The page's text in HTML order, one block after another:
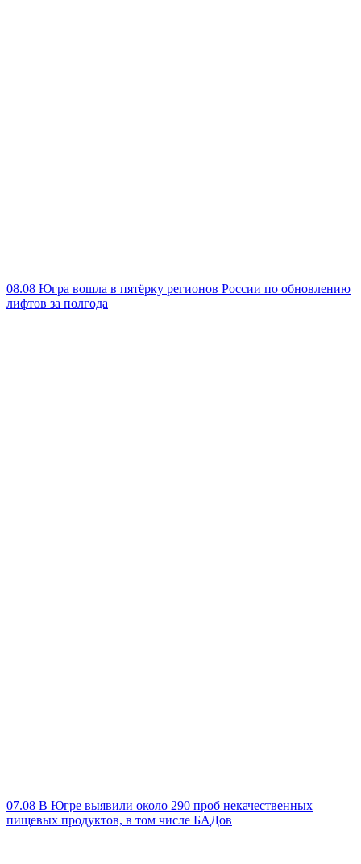
08.08 Югра вошла в пятёрку регионов России по обновлению
лифтов за полгода
07.08 В Югре выявили около 290 проб некачественных
пищевых продуктов, в том числе БАДов